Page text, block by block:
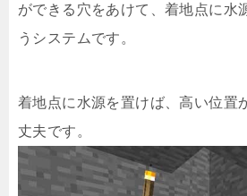
ができる穴をあけて、着地点に水
うシステムです。
着地点に水源を置けば、高い位置
丈夫です。